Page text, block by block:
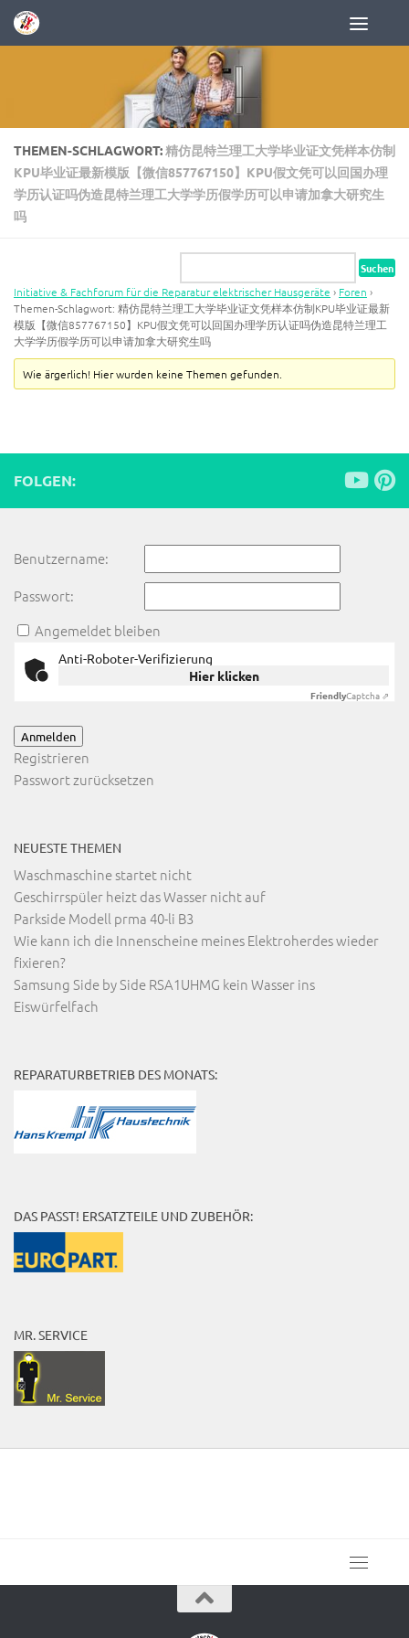
Zum Inhalt springen
THEMEN-SCHLAGWORT:精仿昆特兰理工大学毕业证文凭样本仿制
KPU毕业证最新模版【微信857767150】KPU假文凭可以回国办理
学历认证吗伪造昆特兰理工大学学历假学历可以申请加拿大研究生
吗
Initiative & Fachforum für die Reparatur elektrischer Hausgeräte › Foren ›
Themen-Schlagwort: 精仿昆特兰理工大学毕业证文凭样本仿制KPU毕业证最新
模版【微信857767150】KPU假文凭可以回国办理学历认证吗伪造昆特兰理工
大学学历假学历可以申请加拿大研究生吗
Wie ärgerlich! Hier wurden keine Themen gefunden.
FOLGEN:
Benutzername:
Passwort:
Angemeldet bleiben
Anti-Roboter-Verifizierung
Hier klicken
FriendlyCaptcha ⇗
Anmelden
Registrieren
Passwort zurücksetzen
NEUESTE THEMEN
Waschmaschine startet nicht
Geschirrspüler heizt das Wasser nicht auf
Parkside Modell prma 40-li B3
Wie kann ich die Innenscheine meines Elektroherdes wieder
fixieren?
Samsung Side by Side RSA1UHMG kein Wasser ins
Eiswürfelfach
REPARATURBETRIEB DES MONATS:
DAS PASST! ERSATZTEILE UND ZUBEHÖR:
MR. SERVICE